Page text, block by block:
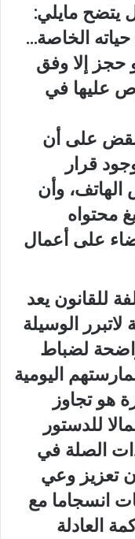
يتضح مايلي:
الخاصة…
حجز إلا وفق
عليها في
على أن
قرار
وأن
محتواه
على أعمال
للقانون يعد
لاتبرر الوسيلة
لضباط
اليومية
هو تجاوز
للدستور
ذات الصلة في
تعزيز وعي
انسجاما مع
العادلة